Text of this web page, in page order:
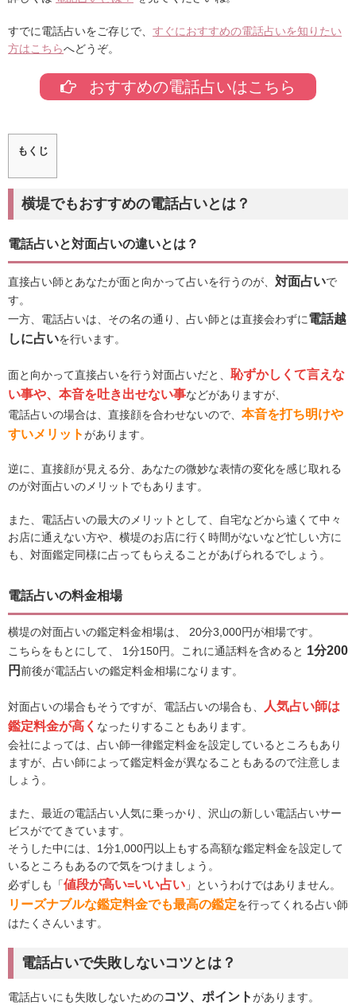
すでに電話占いをご存じで、 すぐにおすすめの電話占いを知りたい
方はこちらへどうぞ。
おすすめの電話占いはこちら
もくじ
横堤でもおすすめの電話占いとは？
電話占いと対面占いの違いとは？
直接占い師とあなたが面と向かって占いを行うのが、 対面占いで
す。
一方、電話占いは、その名の通り、占い師とは直接会わずに電話越
しに占いを行います。
面と向かって直接占いを行う対面占いだと、 恥ずかしくて言えな
い事や、本音を吐き出せない事などがありますが、
電話占いの場合は、直接顔を合わせないので、 本音を打ち明けや
すいメリットがあります。
逆に、直接顔が見える分、あなたの微妙な表情の変化を感じ取れる
のが対面占いのメリットでもあります。
また、電話占いの最大のメリットとして、自宅などから遠くて中々
お店に通えない方や、横堤のお店に行く時間がないなど忙しい方に
も、対面鑑定同様に占ってもらえることがあげられるでしょう。
電話占いの料金相場
横堤の対面占いの鑑定料金相場は、 20分3,000円が相場です。
こちらをもとにして、 1分150円。これに通話料を含めると 1分200
円前後が電話占いの鑑定料金相場になります。
対面占いの場合もそうですが、電話占いの場合も、
人気占い師は
鑑定料金が高く なったりすることもあります。
会社によっては、占い師一律鑑定料金を設定しているところもあり
ますが、占い師によって鑑定料金が異なることもあるので注意しま
しょう。
また、最近の電話占い人気に乗っかり、沢山の新しい電話占いサー
ビスがでてきています。
そうした中には、1分1,000円以上もする高額な鑑定料金を設定して
いるところもあるので気をつけましょう。
必ずしも「値段が高い=いい占い 」というわけではありません。
リーズナブルな鑑定料金でも最高の鑑定を行ってくれる占い師
はたくさんいます。
電話占いで失敗しないコツとは？
電話占いにも失敗しないためのコツ、ポイントがあります。